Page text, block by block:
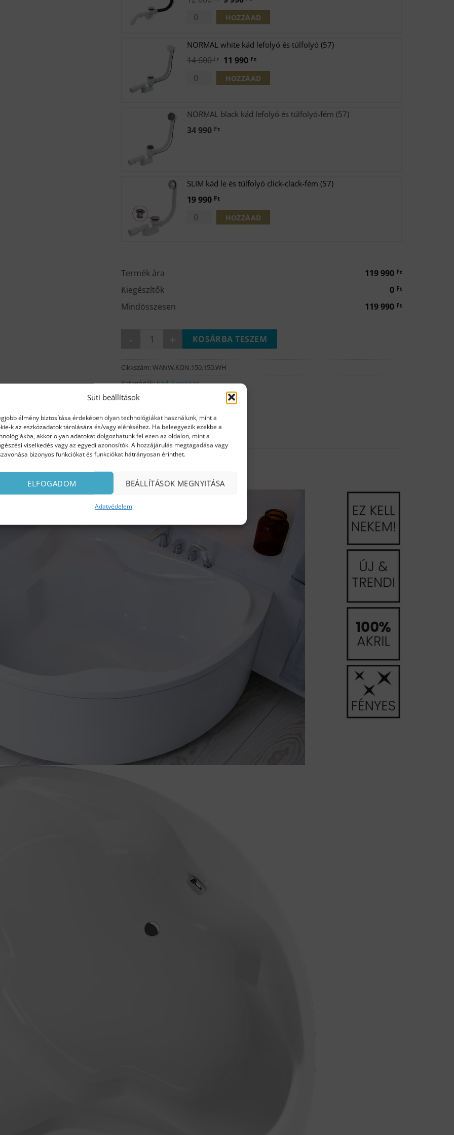
Süti beállítások
élmény biztosítása érdekében olyan technológiákat használunk, mint a
k az eszközadatok tárolására és/vagy eléréséhez. Ha beleegyezik ezekbe a
akkor olyan adatokat dolgozhatunk fel ezen az oldalon, mint a
viselkedés vagy az egyedi azonosítók. A hozzájárulás megtagadása vagy
bizonyos funkciókat és funkciókat hátrányosan érinthet.
ELFOGADOM BEÁLLÍTÁSOK MEGNYITÁSA
Adatvédelem
price
was:
000 Ft.
price
is:
990 Ft.
HOZZÁAD
NORMAL white kád lefolyó és túlfolyó (57)
14 600Ft
Original
price
was:
600 Ft.
11 990 FtCurrent
price
is:
990 Ft.
HOZZÁAD
NORMAL black kád lefolyó és túlfolyó-fém (57)
34 990 Ft
SLIM kád le és túlfolyó click-clack-fém (57)
19 990 Ft
HOZZÁAD
Termék ára 119 990 Ft
Kiegészítők 0 Ft
Mindösszesen 119 990 Ft
KONSUL kád 150x150 mennyiség
KOSÁRBA TESZEM
Cikkszám: WANW.KON.150.150.WH
Kategóriák:Kád,Sarokkád
Márka: